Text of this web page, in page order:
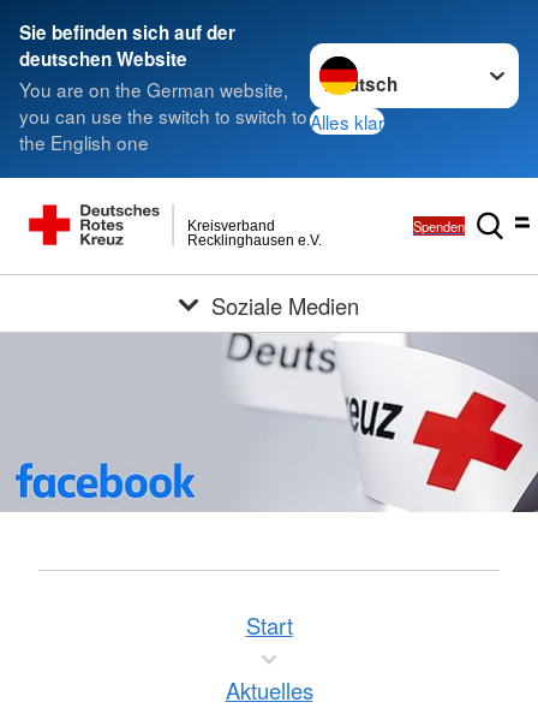
Sie befinden sich auf der
deutschen Website
You are on the German website,
you can use the switch to switch to
the English one
Sprache wechseln zu
Alles klar
Recklinghausen e.V.
Kreisverband Spenden
Soziale Medien
Start
Aktuelles